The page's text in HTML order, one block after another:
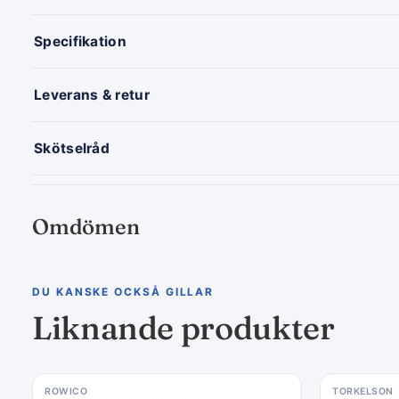
Specifikation
Leverans & retur
Skötselråd
Omdömen
DU KANSKE OCKSÅ GILLAR
Liknande produkter
ROWICO TORKELSON